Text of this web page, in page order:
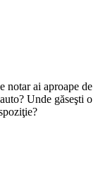
notar ai aproape de
Unde găseşti o